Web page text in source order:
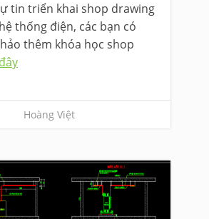
tin triển khai shop drawing
thống điện, các bạn có
thêm khóa học shop
Hoàng Việt